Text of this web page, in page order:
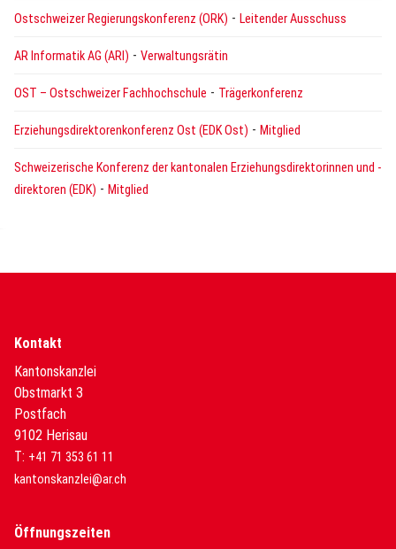
Ostschweizer Regierungskonferenz (ORK) - Leitender Ausschuss
AR Informatik AG (ARI) - Verwaltungsrätin
OST – Ostschweizer Fachhochschule - Trägerkonferenz
Erziehungsdirektorenkonferenz Ost (EDK Ost) - Mitglied
Schweizerische Konferenz der kantonalen Erziehungsdirektorinnen und -
direktoren (EDK) - Mitglied
Kontakt
Kantonskanzlei
Obstmarkt 3
Postfach
9102 Herisau
T: +41 71 353 61 11
kantonskanzlei@ar.ch
Öffnungszeiten